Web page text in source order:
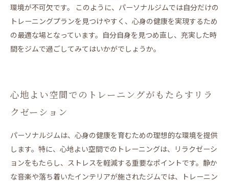
環境が不可欠です。 このように、パーソナルジムでは自分だけの
トレーニングプランを見つけやすく、心身の健康を実現するため
の最適な場となっています。自分自身を見つめ直し、充実した時
間をジムで過ごしてみてはいかがでしょうか。
心地よい空間でのトレーニングがもたらすリラ
クゼーション
パーソナルジムは、心身の健康を育むための理想的な環境を提供
します。特に、心地よい空間でのトレーニングは、リラクゼーシ
ョンをもたらし、ストレスを軽減する重要なポイントです。静か
な音楽や落ち着いたインテリアが施されたジムでは、トレーニン